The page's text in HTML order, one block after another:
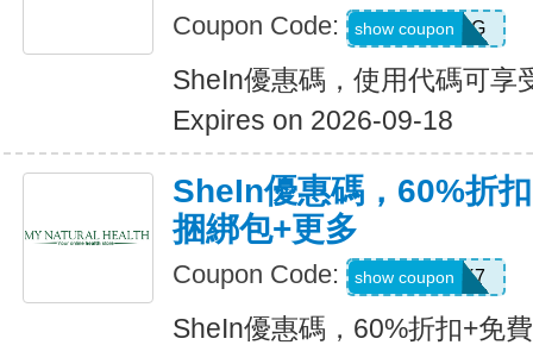
Coupon Code: 9N6U25G
show coupon
SheIn優惠碼，使用代碼可享
Expires on 2026-09-18
SheIn優惠碼，60%折
捆綁包+更多
Coupon Code: HBPK7
show coupon
SheIn優惠碼，60%折扣+免